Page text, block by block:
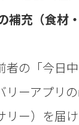
補充（食材
者の「今日
リーアプリ
リー）を届